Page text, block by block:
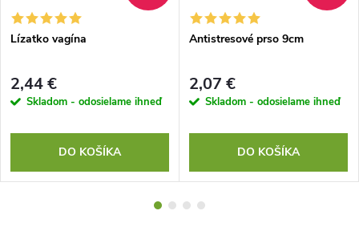
Lízatko vagína
2,44 €
Skladom - odosielame ihneď
DO KOŠÍKA
Antistresové prso 9cm
2,07 €
Skladom - odosielame ihneď
DO KOŠÍKA